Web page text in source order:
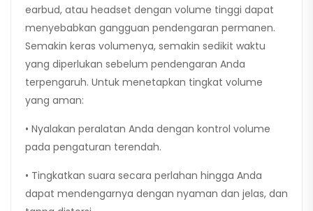
earbud, atau headset dengan volume tinggi dapat
menyebabkan gangguan pendengaran permanen.
Semakin keras volumenya, semakin sedikit waktu
yang diperlukan sebelum pendengaran Anda
terpengaruh. Untuk menetapkan tingkat volume
yang aman:
• Nyalakan peralatan Anda dengan kontrol volume
pada pengaturan terendah.
• Tingkatkan suara secara perlahan hingga Anda
dapat mendengarnya dengan nyaman dan jelas, dan